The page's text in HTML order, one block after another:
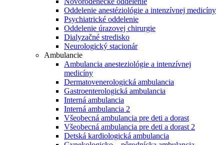
Oddelenie anestéziológie a intenzívnej medicíny
Psychiatrické oddelenie
Oddelenie úrazovej chirurgie
Dialyzačné stredisko
Neurologický stacionár
Ambulancie
Ambulancia anesteziológie a intenzívnej
medicíny
Dermatovenerologická ambulancia
Gastroenterologická ambulancia
Interná ambulancia
Interná ambulancia 2
Všeobecná ambulancia pre deti a dorast
Všeobecná ambulancia pre deti a dorast 2
Detská kardiologická ambulancia